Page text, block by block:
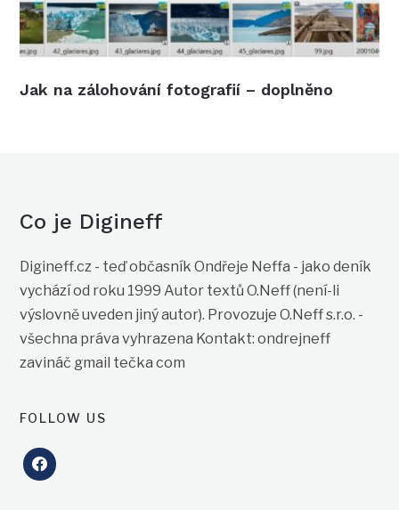
Jak na zálohování fotografií – doplněno
Co je Digineff
Digineff.cz - teď občasník Ondřeje Neffa - jako deník
vychází od roku 1999 Autor textů O.Neff (není-li
výslovně uveden jiný autor). Provozuje O.Neff s.r.o. -
všechna práva vyhrazena Kontakt: ondrejneff
zavináč gmail tečka com
FOLLOW US
facebook